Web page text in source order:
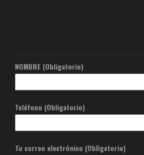
NOMBRE (Obligatorio)
Teléfono (Obligatorio)
Tu correo electrónico (Obligatorio)